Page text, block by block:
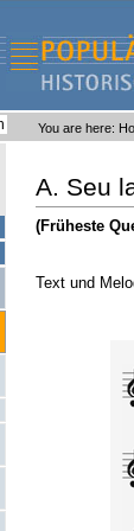
You are here:
A. Seu
(Früheste
Text und